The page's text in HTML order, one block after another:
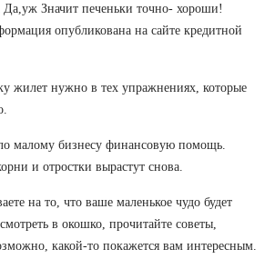
Да,уж Значит печеньки точно- хороши!
опубликована на сайте кредитной
жилет нужно в тех упражнениях, которые
малому бизнесу финансовую помощь.
и отростки вырастут снова.
на то, что ваше маленькое чудо будет
в окошко, прочитайте советы,
какой-то покажется вам интересным.